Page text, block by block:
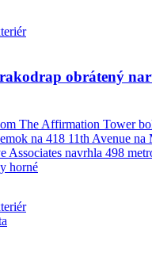
obrátený
The Affirmation Tower
na 418 11th Avenue na
Associates navrhla 498
horné